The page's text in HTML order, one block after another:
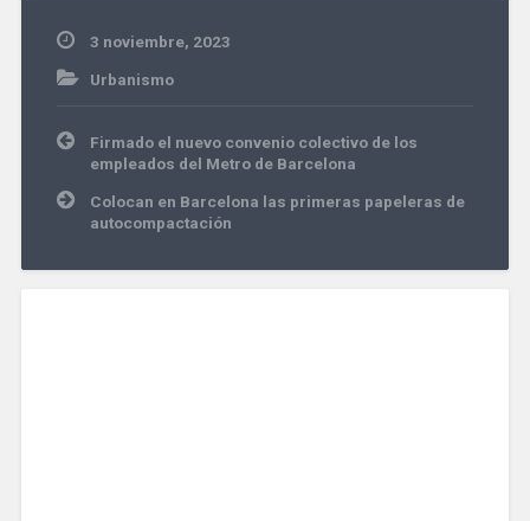
3 noviembre, 2023
Urbanismo
Navegación
de
entradas
Firmado el nuevo convenio colectivo de los
empleados del Metro de Barcelona
Colocan en Barcelona las primeras papeleras de
autocompactación